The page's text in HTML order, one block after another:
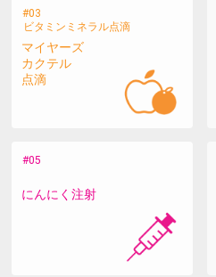
マイヤーズ
カクテル
点滴
ビタミンミネラル点滴
にんにく注射